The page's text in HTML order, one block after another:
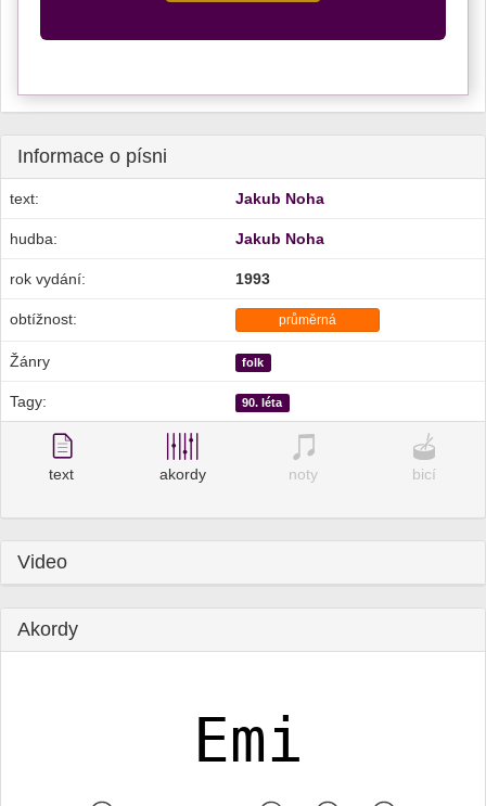
Informace o písni
text: Jakub Noha
hudba: Jakub Noha
rok vydání: 1993
obtížnost: průměrná
Žánry folk
Tagy: 90. léta
text akordy noty bicí
Video
Akordy
Emi